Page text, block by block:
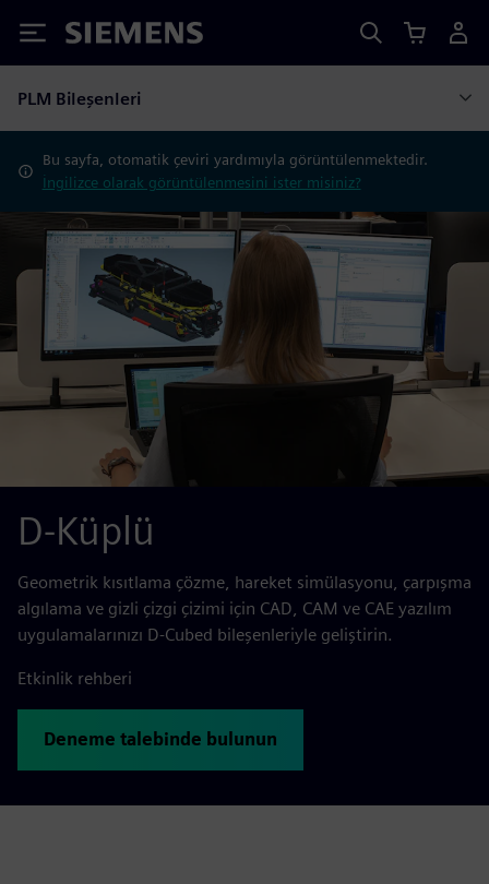
Siemens
PLM Bileşenleri
Bu sayfa, otomatik çeviri yardımıyla görüntülenmektedir.
İngilizce olarak görüntülenmesini ister misiniz?
D-Küplü
Geometrik kısıtlama çözme, hareket simülasyonu, çarpışma
algılama ve gizli çizgi çizimi için CAD, CAM ve CAE yazılım
uygulamalarınızı D-Cubed bileşenleriyle geliştirin.
Etkinlik rehberi
Deneme talebinde bulunun